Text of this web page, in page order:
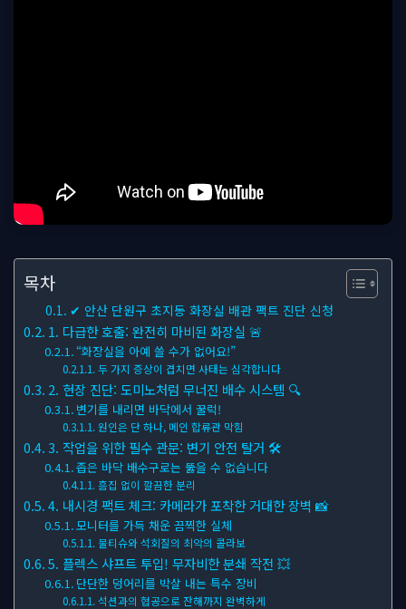
목차
✔ 안산 단원구 초지동 화장실 배관 팩트 진단 신청
1. 다급한 호출: 완전히 마비된 화장실 🚨
“화장실을 아예 쓸 수가 없어요!”
두 가지 증상이 겹치면 사태는 심각합니다
2. 현장 진단: 도미노처럼 무너진 배수 시스템 🔍
변기를 내리면 바닥에서 꿀럭!
원인은 단 하나, 메인 합류관 막힘
3. 작업을 위한 필수 관문: 변기 안전 탈거 🛠
좁은 바닥 배수구로는 뚫을 수 없습니다
흠집 없이 깔끔한 분리
4. 내시경 팩트 체크: 카메라가 포착한 거대한 장벽 📸
모니터를 가득 채운 끔찍한 실체
물티슈와 석회질의 최악의 콜라보
5. 플렉스 샤프트 투입! 무자비한 분쇄 작전 💥
단단한 덩어리를 박살 내는 특수 장비
석션과의 협공으로 잔해까지 완벽하게